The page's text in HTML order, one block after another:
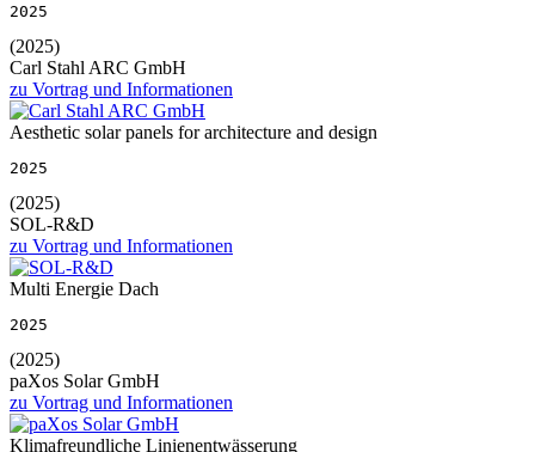
2025
(2025)
Carl Stahl ARC GmbH
zu Vortrag und Informationen
Aesthetic solar panels for architecture and design
2025
(2025)
SOL-R&D
zu Vortrag und Informationen
Multi Energie Dach
2025
(2025)
paXos Solar GmbH
zu Vortrag und Informationen
Klimafreundliche Linienentwässerung